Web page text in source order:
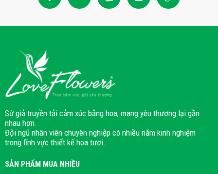
Sứ giả truyền tải cảm xúc bằng hoa, mang yêu thương lại gần
nhau hơn.
Đội ngũ nhân viên chuyên nghiệp có nhiều năm kinh nghiệm
trong lĩnh vực thiết kế hoa tươi.
SẢN PHẨM MUA NHIỀU